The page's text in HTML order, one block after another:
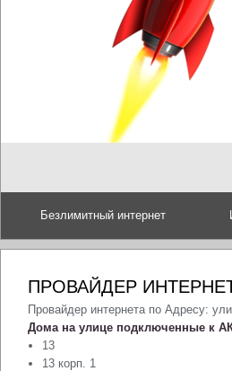
Безлимитный интернет
ПРОВАЙДЕР
Провайдер интернета по Адресу:
Дома на улице подключенные к
13
13 корп. 1